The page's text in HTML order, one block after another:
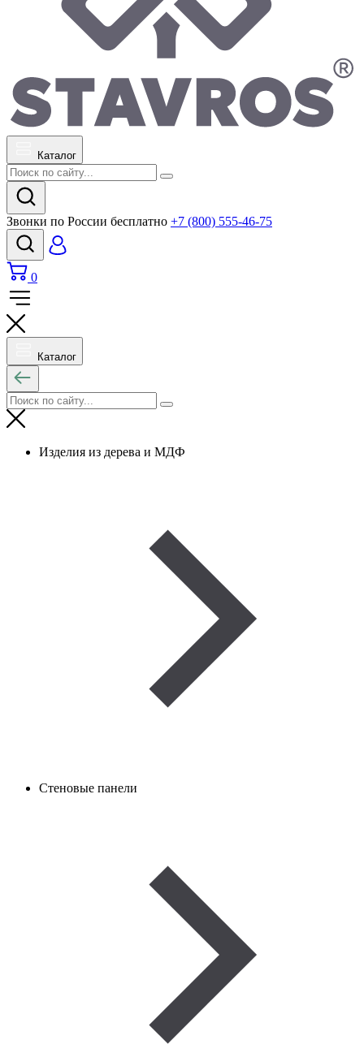
Каталог
Звонки по России бесплатно +7 (800) 555-46-75
0
Каталог
Изделия из дерева и МДФ
Стеновые панели